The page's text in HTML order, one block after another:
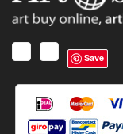
Save